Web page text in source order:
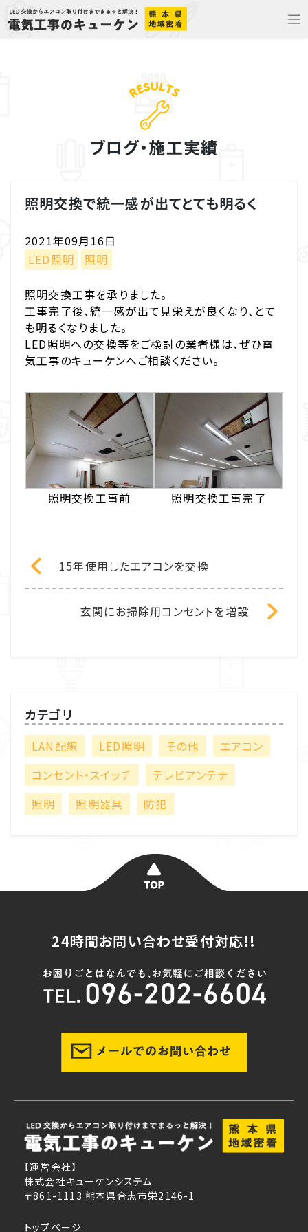
Skip
to
ブログ・施工実績
照明交換で統一感が出てとても明るく
2021年09月16日
LED照明
照明
照明交換工事を承りました。
工事完了後、統一感が出て見栄えが良くなり、とて
も明るくなりました。
LED照明への交換等をご検討の業者様は、ぜひ電
気工事のキューケンへご相談ください。
照明交換工事前 照明交換工事完了
15年使用したエアコンを交換
玄関にお掃除用コンセントを増設
カテゴリ
LAN配線 LED照明 その他
エアコン
コンセント・スイッチ
テレビアンテナ
照明
照明器具 防犯
24時間お問い合わせ受付対応!!
【運営会社】
株式会社キューケンシステム
〒861-1113 熊本県合志市栄2146-1
トップページ